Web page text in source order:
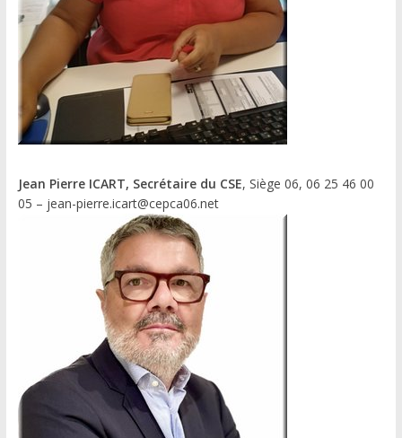
Jean Pierre ICART, Secrétaire du CSE, Siège 06, 06 25 46 00
05 – jean-pierre.icart@cepca06.net